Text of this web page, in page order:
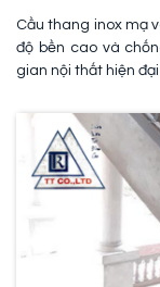
Cầu thang inox mạ
độ bền cao và
gian nội thất hiện